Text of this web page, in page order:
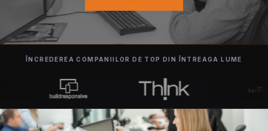
ÎNCREDEREA COMPANIILOR DE TOP DIN ÎNTREAGA LUME